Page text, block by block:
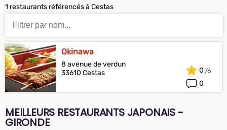
1 restaurants référencés à Cestas
Okinawa
8 avenue de verdun
33610 Cestas
0
0
MEILLEURS RESTAURANTS JAPONAIS -
GIRONDE